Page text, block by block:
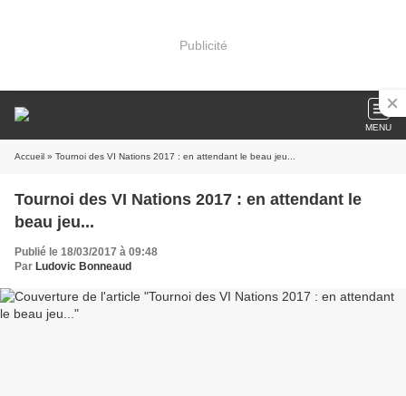
Publicité
MENU
Accueil » Tournoi des VI Nations 2017 : en attendant le beau jeu...
Tournoi des VI Nations 2017 : en attendant le
beau jeu...
Publié le 18/03/2017 à 09:48
Par Ludovic Bonneaud